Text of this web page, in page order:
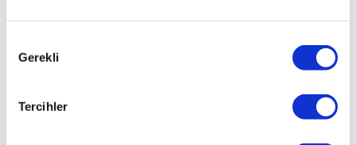
Seçimi
Gerekli
Tercihler